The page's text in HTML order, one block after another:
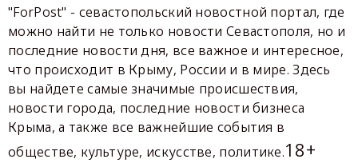
"ForPost" - севастопольский новостной портал, где
можно найти не только новости Севастополя, но и
последние новости дня, все важное и интересное,
что происходит в Крыму, России и в мире. Здесь
вы найдете самые значимые происшествия,
новости города, последние новости бизнеса
Крыма, а также все важнейшие события в
обществе, культуре, искусстве, политике.18+